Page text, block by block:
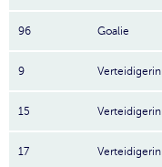
96 Goalie
9 Verteidigerin
15 Verteidigerin
17 Verteidigerin